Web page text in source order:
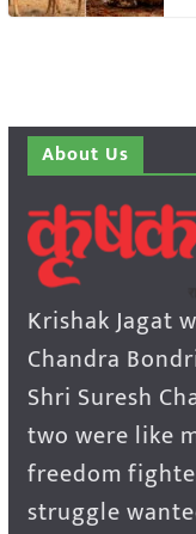
About Us
Krishak Jagat
Chandra
Shri Suresh
two were like
freedom
struggle